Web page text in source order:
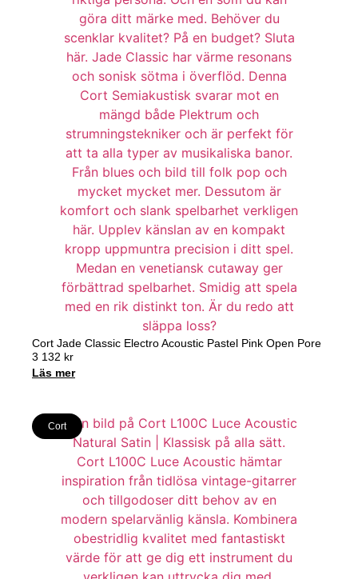
Cort Jade Classic Electro Acoustic Pastel Pink Open Pore
3 132 kr
Läs mer
Cort